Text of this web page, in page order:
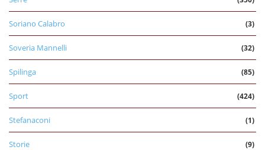
Soriano Calabro (3)
Soveria Mannelli (32)
Spilinga (85)
Sport (424)
Stefanaconi (1)
Storie (9)